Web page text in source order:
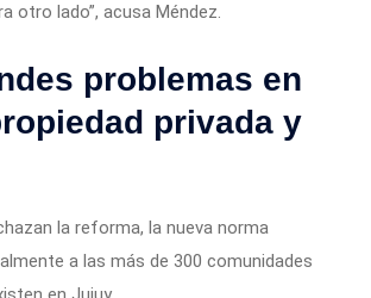
otro lado”, acusa Méndez.
problemas en
privada y
la reforma, la nueva norma
a las más de 300 comunidades